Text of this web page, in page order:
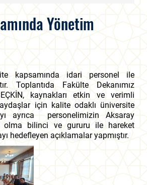
Yönetim
kapsamında idari personel ile
Toplantıda Fakülte Dekanımız
kaynakları etkin ve verimli
için kalite odaklı üniversite
ayrıca personelimizin Aksaray
olma bilinci ve gururu ile hareket
hedefleyen açıklamalar yapmıştır.